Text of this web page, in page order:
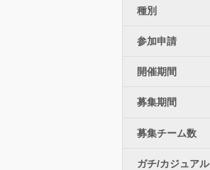
種別
参加申請
開催期間
募集期間
募集チーム数
ガチ/カジュアル